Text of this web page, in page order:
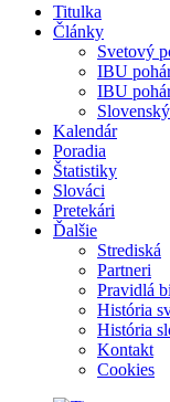
Titulka
Články
Svetový
IBU
IBU
Kalendár
Poradia
Štatistiky
Slováci
Pretekári
Ďalšie
Strediská
Partneri
Pravidlá
História
História
Kontakt
Cookies